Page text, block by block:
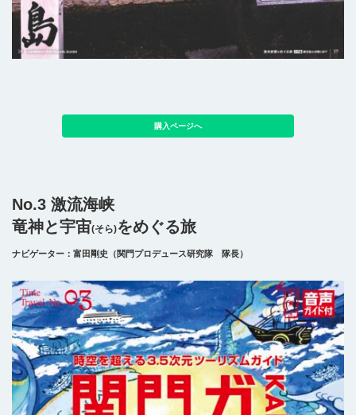
購入ページへ
No.3 激流海峡
竜神と宇宙(そら)をめぐる旅
ナビゲーター：富田剛史（関門プロデュース研究隊 隊長）